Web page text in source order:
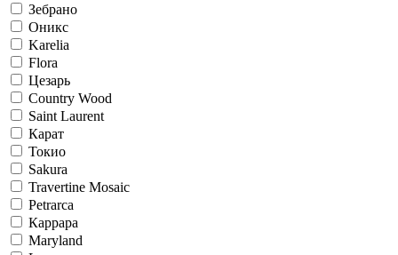
Зебрано
Оникс
Karelia
Flora
Цезарь
Country Wood
Saint Laurent
Карат
Токио
Sakura
Travertine Mosaic
Petrarca
Каррара
Maryland